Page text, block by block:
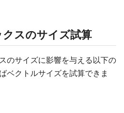
スのサイズ試算
のサイズに影響を与える以下の
ベクトルサイズを試算できま